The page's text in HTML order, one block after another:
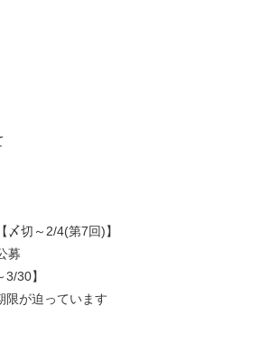
切～2/4(第7回)】
募
30】
限が迫っています